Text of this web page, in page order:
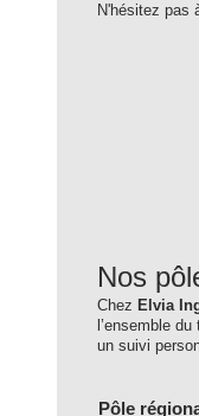
N'hésitez pas
Nos
Chez Elvia
l’ensemble
un suivi
Pôle